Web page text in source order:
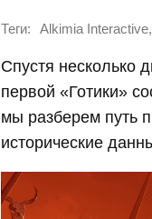
Теги: Alkimia Interactive,
Спустя несколько
первой «Готики»
мы разберем путь
исторические